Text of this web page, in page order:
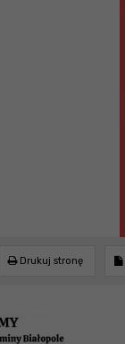
Drukuj stronę